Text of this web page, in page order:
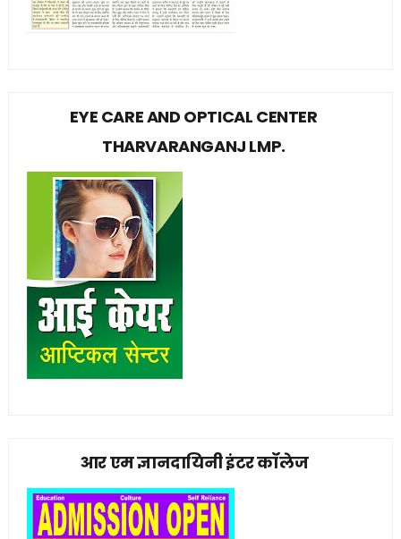
EYE CARE AND OPTICAL CENTER
THARVARANGANJ LMP.
आर एम ज्ञानदायिनी इंटर कॉलेज